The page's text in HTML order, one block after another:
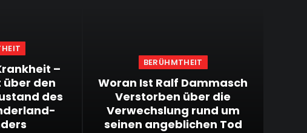
–
über den
des
BERÜHMTHEIT
Woran Ist Ralf Dammasch
Verstorben über die
Verwechslung rund um
seinen angeblichen Tod